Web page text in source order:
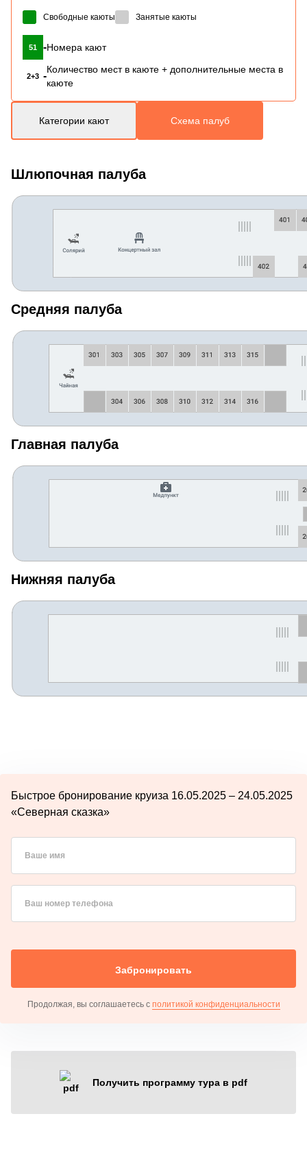
Свободные каюты Занятые каюты
51 -Номера кают
2+3 -
Количество мест в каюте + дополнительные места в
каюте
Категории кают Схема палуб
Шлюпочная палуба
Средняя палуба
Главная палуба
Нижняя палуба
Быстрое бронирование круиза 16.05.2025 – 24.05.2025
«Северная сказка»
Ваше имя
Ваш номер телефона
Забронировать
Продолжая, вы соглашаетесь с политикой конфиденциальности
Получить программу тура в pdf